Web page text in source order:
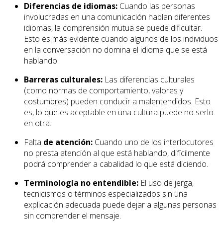
Diferencias de idiomas: Cuando las personas
involucradas en una comunicación hablan diferentes
idiomas, la comprensión mutua se puede dificultar.
Esto es más evidente cuando algunos de los individuos
en la conversación no domina el idioma que se está
hablando.
Barreras culturales: Las diferencias culturales
(como normas de comportamiento, valores y
costumbres) pueden conducir a malentendidos. Esto
es, lo que es aceptable en una cultura puede no serlo
en otra.
Falta de atención: Cuando uno de los interlocutores
no presta atención al que está hablando, difícilmente
podrá comprender a cabalidad lo que está diciendo.
Terminología no entendible: El uso de jerga,
tecnicismos o términos especializados sin una
explicación adecuada puede dejar a algunas personas
sin comprender el mensaje.